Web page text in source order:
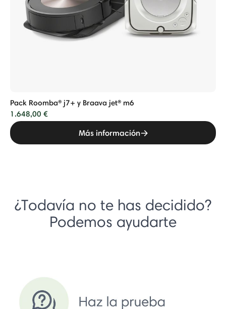
Pack Roomba® j7+ y Braava jet® m6
1.648,00 €
Más información
¿Todavía no te has decidido?
Podemos ayudarte